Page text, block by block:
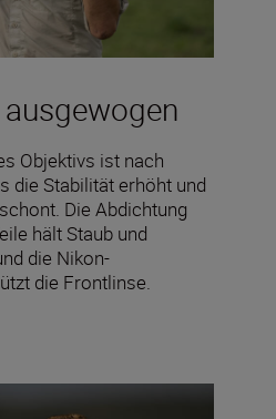
Objektivs ist nach
die Stabilität erhöht und
Die Abdichtung
hält Staub und
die Nikon-
die Frontlinse.